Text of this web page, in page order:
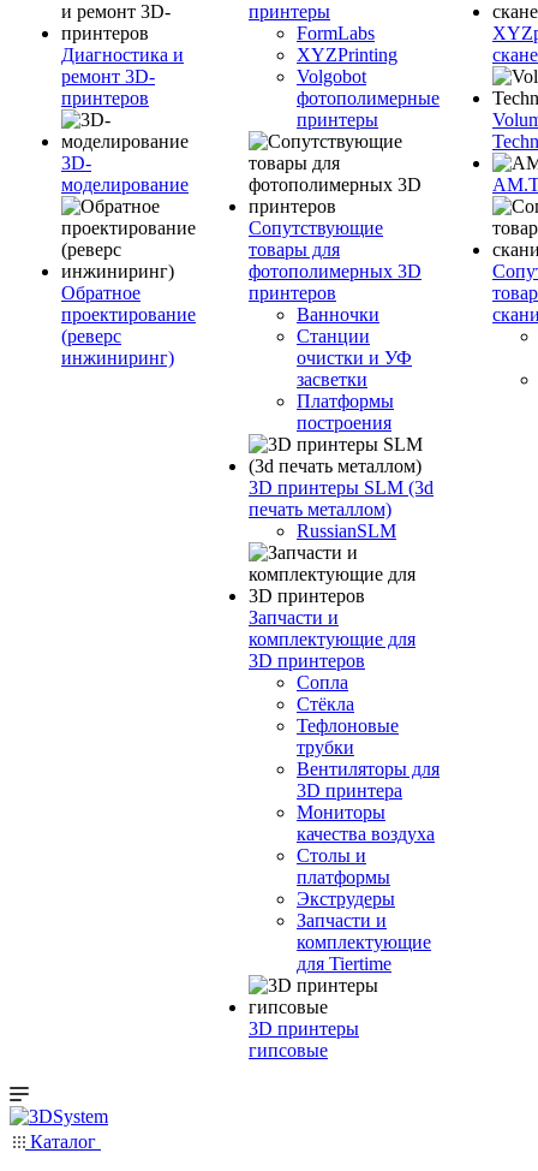
Диагностика и
ремонт 3D-
принтеров
3D-
моделирование
Обратное
проектирование
(реверс
инжиниринг)
принтеры
FormLabs
XYZPrinting
Volgobot
фотополимерные
принтеры
Сопутствующие
товары для
фотополимерных 3D
принтеров
Ванночки
Станции
очистки и УФ
засветки
Платформы
построения
3D принтеры SLM (3d
печать металлом)
RussianSLM
Запчасти и
комплектующие для
3D принтеров
Сопла
Cтёкла
Тефлоновые
трубки
Вентиляторы для
3D принтера
Мониторы
качества воздуха
Столы и
платформы
Экструдеры
Запчасти и
комплектующие
для Tiertime
3D принтеры
гипсовые
Каталог